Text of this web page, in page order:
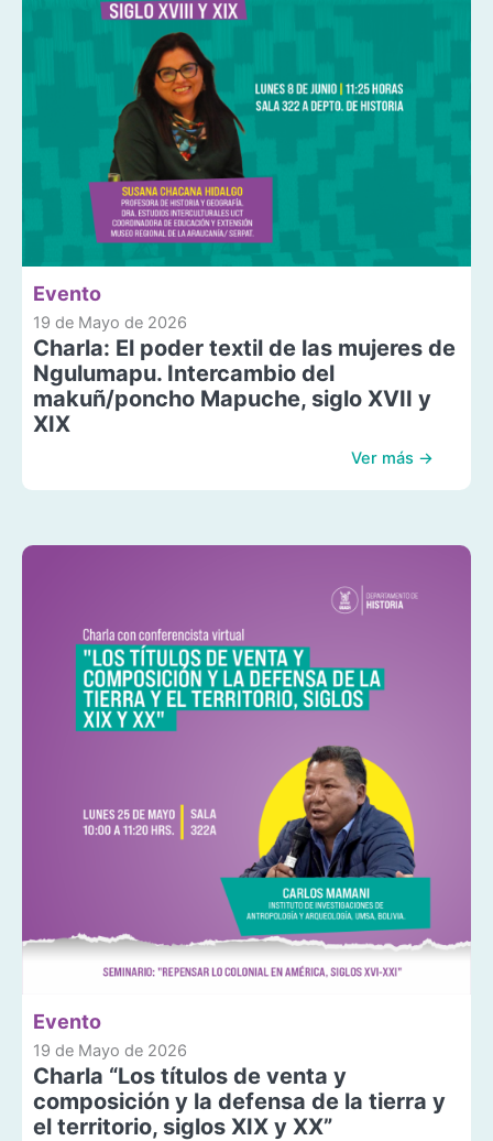
Evento
19 de Mayo de 2026
Charla: El poder textil de las mujeres de
Ngulumapu. Intercambio del
makuñ/poncho Mapuche, siglo XVII y
XIX
Ver más →
Evento
19 de Mayo de 2026
Charla “Los títulos de venta y
composición y la defensa de la tierra y
el territorio, siglos XIX y XX”